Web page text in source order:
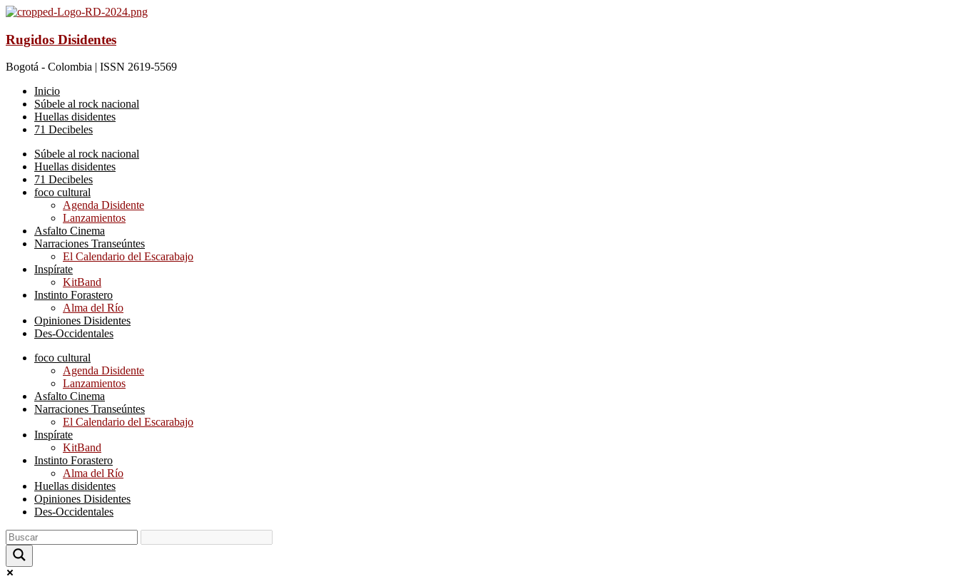
Rugidos Disidentes
Bogotá - Colombia | ISSN 2619-5569
Inicio
Súbele al rock nacional
Huellas disidentes
71 Decibeles
Súbele al rock nacional
Huellas disidentes
71 Decibeles
foco cultural
Agenda Disidente
Lanzamientos
Asfalto Cinema
Narraciones Transeúntes
El Calendario del Escarabajo
Inspírate
KitBand
Instinto Forastero
Alma del Río
Opiniones Disidentes
Des-Occidentales
foco cultural
Agenda Disidente
Lanzamientos
Asfalto Cinema
Narraciones Transeúntes
El Calendario del Escarabajo
Inspírate
KitBand
Instinto Forastero
Alma del Río
Huellas disidentes
Opiniones Disidentes
Des-Occidentales